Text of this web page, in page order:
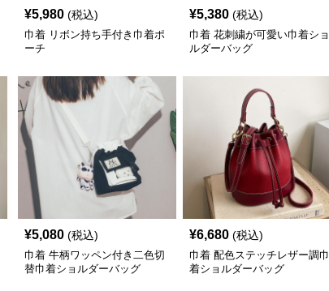
¥5,980 (税込)
巾着 リボン持ち手付き巾着ポ
ーチ
¥5,380 (税込)
巾着 花刺繍が可愛い巾着ショ
ルダーバッグ
¥5,080 (税込)
巾着 牛柄ワッペン付き二色切
替巾着ショルダーバッグ
¥6,680 (税込)
巾着 配色ステッチレザー調巾
着ショルダーバッグ